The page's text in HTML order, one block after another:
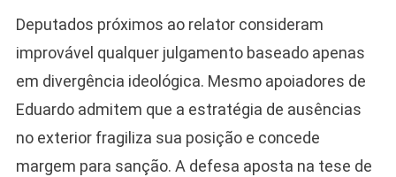
Deputados próximos ao relator consideram
improvável qualquer julgamento baseado apenas
em divergência ideológica. Mesmo apoiadores de
Eduardo admitem que a estratégia de ausências
no exterior fragiliza sua posição e concede
margem para sanção. A defesa aposta na tese de